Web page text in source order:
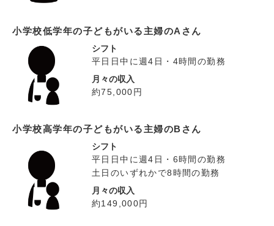
小学校低学年の子どもがいる主婦のAさん
シフト
平日日中に週4日・4時間の勤務
月々の収入
約75,000円
小学校高学年の子どもがいる主婦のBさん
シフト
平日日中に週4日・6時間の勤務
土日のいずれかで8時間の勤務
月々の収入
約149,000円